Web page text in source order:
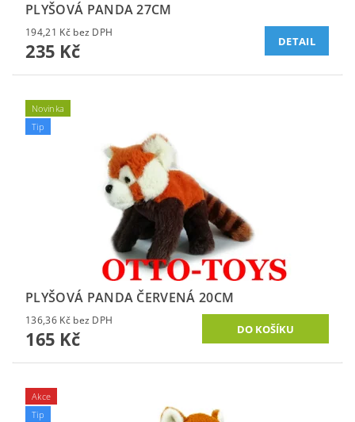
PLYŠOVÁ PANDA 27CM
194,21 Kč bez DPH
235 Kč DETAIL
Novinka
Tip
PLYŠOVÁ PANDA ČERVENÁ 20CM
136,36 Kč bez DPH
165 Kč
Akce
Tip